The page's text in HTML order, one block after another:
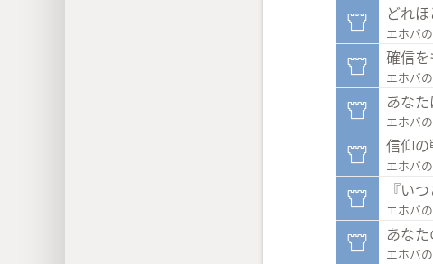
どれ
エホバ
確信
エホバ
あな
エホバ
信仰
エホバ
『い
エホバ
あな
エホバ